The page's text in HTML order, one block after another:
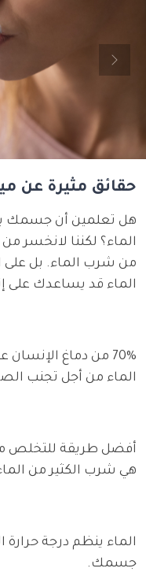
Next
حقائق مثيرة عن
الماء؟ لكننا لانخسر من
من شرب الماء. بل
الماء قد يساعدك على
70% من دماغ
الماء من أجل تجنب
أفضل طريقة للتخلص
هي شرب الكثير من
الماء ينظم درجة حرارة
جسمك.